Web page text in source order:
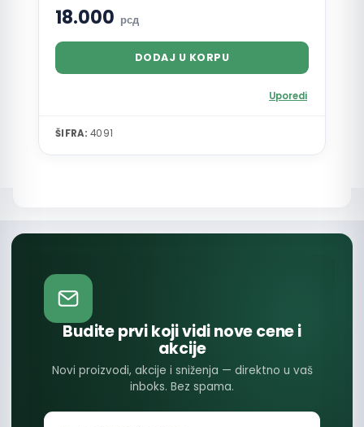
18.000 рсд
DODAJ U KORPU
Uporedi
ŠIFRA: 4091
Budite prvi koji vidi nove cene i
akcije
Novi proizvodi, akcije i sniženja — direktno u vaš
inboks. Bez spama.